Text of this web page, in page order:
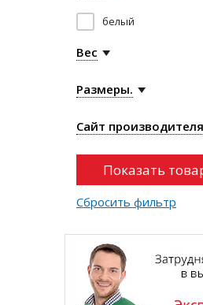
белый
Вес
Размеры.
Сайт производителя
Сбросить фильтр